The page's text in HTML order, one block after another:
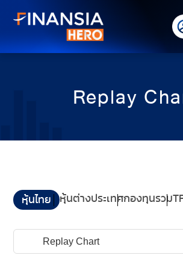
Replay
หุ้นไทย หุ้นต่างประเทศกองทุนรวม